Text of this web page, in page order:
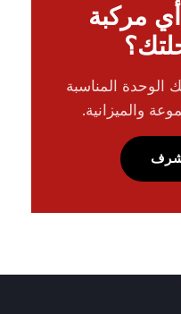
مركبة
المناسبة
والميزانية.